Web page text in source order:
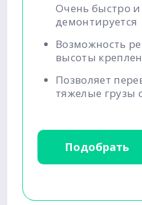
Очень быстро и
демонтируется
Возможность
высоты
Позволяет
тяжелые грузы
Подобрать